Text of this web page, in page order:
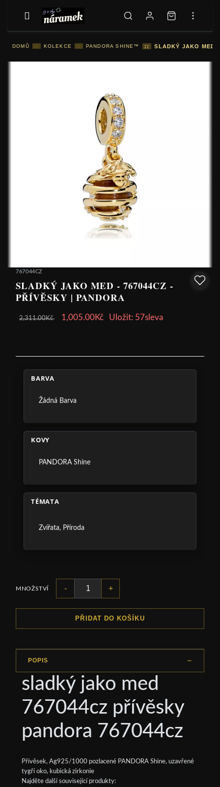
DOMŮ :: KOLEKCE :: PANDORA SHINE™ :: SLADKÝ JAKO MED
767044CZ
SLADKÝ JAKO MED - 767044CZ -
PŘÍVĚSKY | PANDORA
2,311.00Kč 1,005.00Kč Uložit: 57sleva
BARVA
Žádná Barva
KOVY
PANDORA Shine
TÉMATA
Zvířata, Příroda
MNOŽSTVÍ - +
PŘIDAT DO KOŠÍKU
POPIS
sladký jako med
767044cz přívěsky
pandora 767044cz
Přívěsek, Ag925/1000 pozlacené PANDORA Shine, uzavřené
tygří oko, kubická zirkonie
Najděte další související produkty: